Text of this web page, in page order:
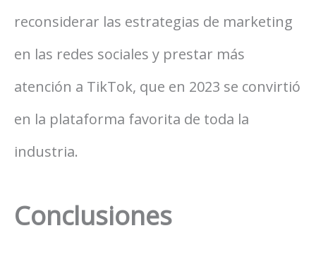
reconsiderar las estrategias de marketing
en las redes sociales y prestar más
atención a TikTok, que en 2023 se convirtió
en la plataforma favorita de toda la
industria.
Conclusiones